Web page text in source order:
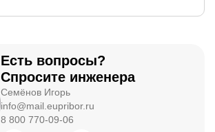
Есть вопросы?
Спросите инженера
Семёнов Игорь
info@mail.eupribor.ru
8 800 770-09-06